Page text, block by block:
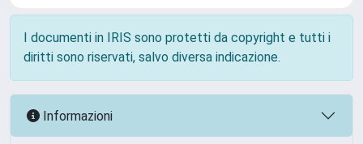
I documenti in IRIS sono protetti da copyright e tutti i
diritti sono riservati, salvo diversa indicazione.
Informazioni